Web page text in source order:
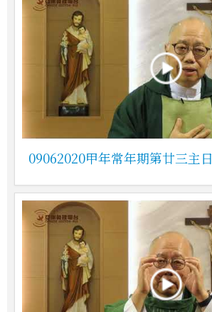
09062020甲年常年期第廿三主日